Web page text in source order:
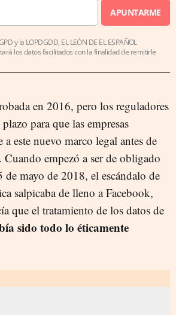
APUNTARME
y la LOPDGDD, EL LEÓN DE EL ESPAÑOL
los datos facilitados con la finalidad de remitirle
en 2016, pero los reguladores
para que las empresas
este nuevo marco legal antes de
empezó a ser de obligado
mayo de 2018, el escándalo de
salpicaba de lleno a Facebook,
que el tratamiento de los datos de
sido todo lo éticamente